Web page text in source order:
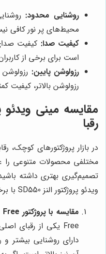
روشنایی محدود:
محیط‌های پر نور کافی
کیفیت صدا: کیفیت
است برای برخی از
رزولوشن پایین:
رزولوشن بالاتر، کیفیت
رقبا
در بازار پروژکتورهای
مختلفی محصولات متنوعی را
تصمیم‌گیری بهتری داشته
ویدئو پروژکتور النز SD550 با برخی از رقبای اصلی آن می‌پردازیم:
مقایسه با پروژکتور Wanbo T2 Free:
دارای روشنایی بیشتر